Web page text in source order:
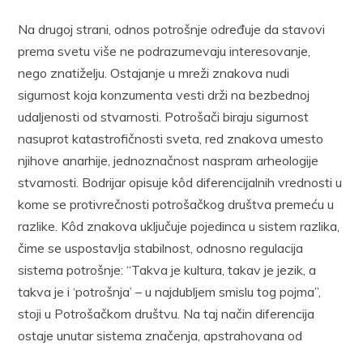
Na drugoj strani, odnos potrošnje određuje da stavovi
prema svetu više ne podrazumevaju interesovanje,
nego znatiželju. Ostajanje u mreži znakova nudi
sigurnost koja konzumenta vesti drži na bezbednoj
udaljenosti od stvarnosti. Potrošači biraju sigurnost
nasuprot katastrofičnosti sveta, red znakova umesto
njihove anarhije, jednoznačnost naspram arheologije
stvarnosti. Bodrijar opisuje kôd diferencijalnih vrednosti u
kome se protivrečnosti potrošačkog društva premeću u
razlike. Kôd znakova uključuje pojedinca u sistem razlika,
čime se uspostavlja stabilnost, odnosno regulacija
sistema potrošnje: “Takva je kultura, takav je jezik, a
takva je i ‘potrošnja’ – u najdubljem smislu tog pojma”,
stoji u Potrošačkom društvu. Na taj način diferencija
ostaje unutar sistema značenja, apstrahovana od